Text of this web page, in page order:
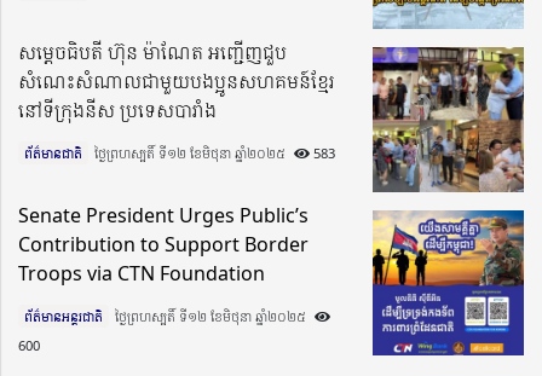
សម្តេចធិបតី ហ៊ុន ម៉ាណែត អញ្ជើញជួប
សំណេះសំណាលជាមួយបងប្អូនសហគមន៍ខ្មែរ
នៅទីក្រុងនីស ប្រទេសបារាំង
ព័ត៌មានជាតិ ថ្ងៃព្រហស្បតិ៍ ទី១២ ខែមិថុនា ឆ្នាំ២០២៥​ 583
Senate President Urges Public’s
Contribution to Support Border
Troops via CTN Foundation
ព័ត៌មានអន្តរជាតិ
ថ្ងៃព្រហស្បតិ៍ ទី១២ ខែមិថុនា ឆ្នាំ២០២៥​
600